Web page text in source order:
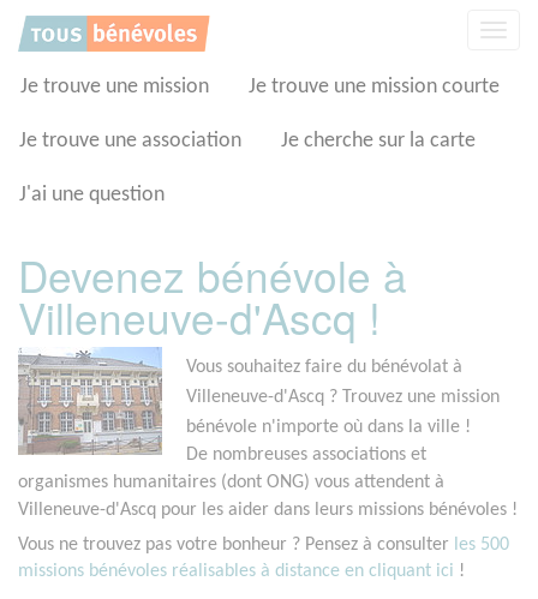
Je trouve une mission Je trouve une mission courte
Je trouve une association Je cherche sur la carte
J'ai une question
Devenez bénévole à
Villeneuve-d'Ascq !
Vous souhaitez faire du bénévolat à
Villeneuve-d'Ascq ? Trouvez une mission
bénévole n'importe où dans la ville !
De nombreuses associations et
organismes humanitaires (dont ONG) vous attendent à
Villeneuve-d'Ascq pour les aider dans leurs missions bénévoles !
Vous ne trouvez pas votre bonheur ? Pensez à consulter les 500
missions bénévoles réalisables à distance en cliquant ici !
Panneau de gestion des cookies